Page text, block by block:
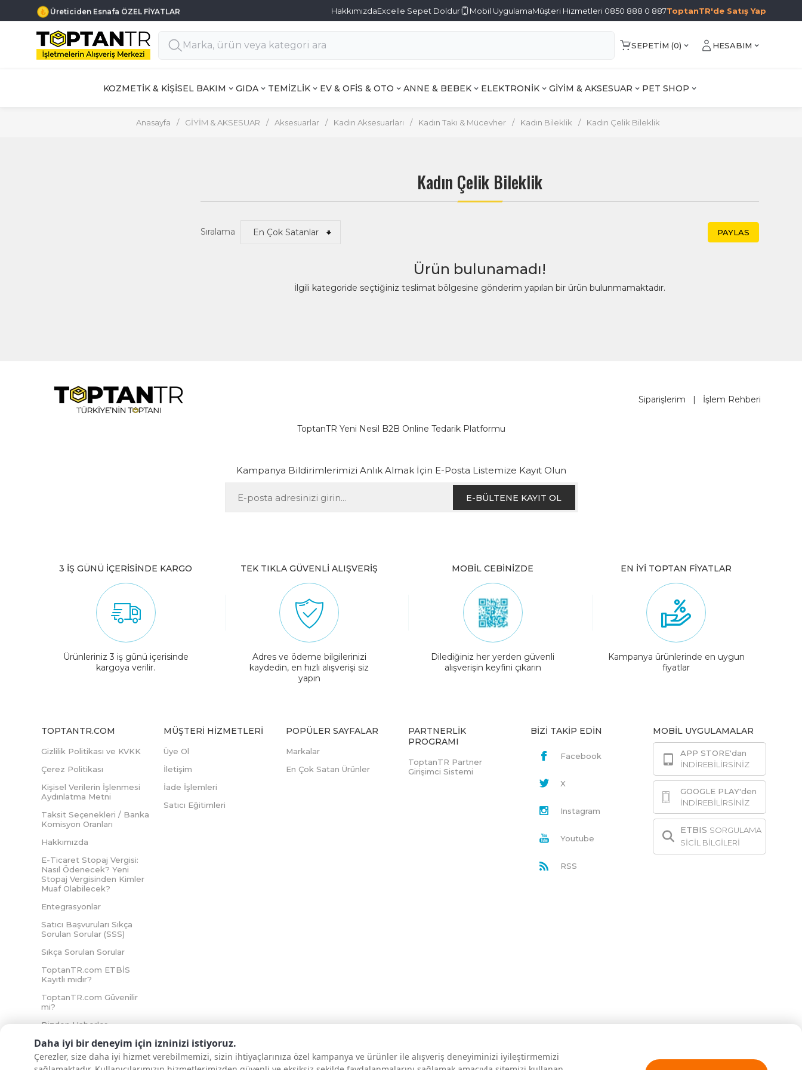
Daha iyi bir deneyim için izninizi istiyoruz.
Çerezler, size daha iyi hizmet verebilmemizi, sizin ihtiyaçlarınıza özel kampanya ve ürünler ile alışveriş deneyiminizi iyileştirmemizi
Üreticiden Esnafa ÖZEL FİYATLAR HakkımızdaExcelle Sepet Doldur Mobil UygulamaMüşteri Hizmetleri 0850 888 0 887ToptanTR'de Satış Yap
SEPETIM (0) HESABIM
KOZMETİK & KİŞİSEL BAKIM GIDA TEMİZLİK EV & OFİS & OTO ANNE & BEBEK ELEKTRONİK GİYİM & AKSESUAR PET SHOP
Anasayfa / GİYİM & AKSESUAR / Aksesuarlar / Kadın Aksesuarları / Kadın Takı & Mücevher / Kadın Bileklik / Kadın Çelik Bileklik
Kadın Çelik Bileklik
Sıralama PAYLAS
Ürün bulunamadı!
İlgili kategoride seçtiğiniz teslimat bölgesine gönderim yapılan bir ürün bulunmamaktadır.
Siparişlerim İşlem Rehberi
ToptanTR Yeni Nesil B2B Online Tedarik Platformu
Kampanya Bildirimlerimizi Anlık Almak İçin E-Posta Listemize Kayıt Olun
E-BÜLTENE KAYIT OL
3 İŞ GÜNÜ İÇERİSİNDE KARGO
Ürünleriniz 3 iş günü içerisinde
kargoya verilir.
TEK TIKLA GÜVENLİ ALIŞVERİŞ
Adres ve ödeme bilgilerinizi
kaydedin, en hızlı alışverişi siz
yapın
MOBİL CEBİNİZDE
Dilediğiniz her yerden güvenli
alışverişin keyfini çıkarın
EN İYİ TOPTAN FİYATLAR
Kampanya ürünlerinde en uygun
fiyatlar
TOPTANTR.COM
Gizlilik Politikası ve KVKK
Çerez Politikası
Kişisel Verilerin İşlenmesi
Aydınlatma Metni
Taksit Seçenekleri / Banka
Komisyon Oranları
Hakkımızda
E-Ticaret Stopaj Vergisi:
Nasıl Ödenecek? Yeni
Stopaj Vergisinden Kimler
Muaf Olabilecek?
Entegrasyonlar
Satıcı Başvuruları Sıkça
Sorulan Sorular (SSS)
Sıkça Sorulan Sorular
ToptanTR.com ETBİS
Kayıtlı mıdır?
ToptanTR.com Güvenilir
mi?
Bizden Haberler
MÜŞTERI HIZMETLERI
Üye Ol
İletişim
İade İşlemleri
Satıcı Eğitimleri
POPÜLER SAYFALAR
Markalar
En Çok Satan Ürünler
PARTNERLIK
PROGRAMI
ToptanTR Partner
Girişimci Sistemi
BİZİ TAKİP EDİN
Facebook
X
Instagram
Youtube
RSS
MOBİL UYGULAMALAR
APP STORE'dan
İNDİREBİLİRSİNİZ
GOOGLE PLAY'den
İNDİREBİLİRSİNİZ
ETBIS SORGULAMA
SİCİL BİLGİLERİ